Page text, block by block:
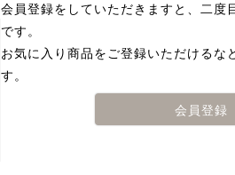
会員登録をしていただきますと、二度
です。
お気に入り商品をご登録いただけるな
す。
会員登録